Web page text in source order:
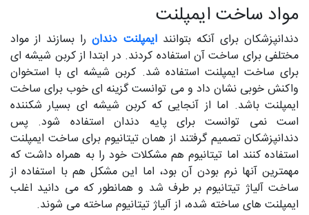
مواد ساخت ایمپلنت
دندانپزشکان برای آنکه بتوانندایمپلنت دندانرا بسازند از مواد
مختلفی برای ساخت آن استفاده کردند. در ابتدا از کربن شیشه ای
برای ساخت ایمپلنت استفاده شد. کربن شیشه ای با استخوان
واکنش خوبی نشان داد و می توانست گزینه ای خوب برای ساخت
ایمپلنت باشد. اما از آنجایی که کربن شیشه ای بسیار شکننده
است نمی توانست برای پایه دندان استفاده شود. پس
دندانپزشکان تصمیم گرفتند از همان تیتانیوم برای ساخت ایمپلنت
استفاده کنند اما تیتانیوم هم مشکلات خود را به همراه داشت که
مهمترین آنها نرم بودن آن بود، اما این مشکل هم با استفاده از
ساخت آلیاژ تیتانیوم بر طرف شد و همانطور که می دانید اغلب
ایمپلنت های ساخته شده، از آلیاژ تیتانیوم ساخته می شوند.